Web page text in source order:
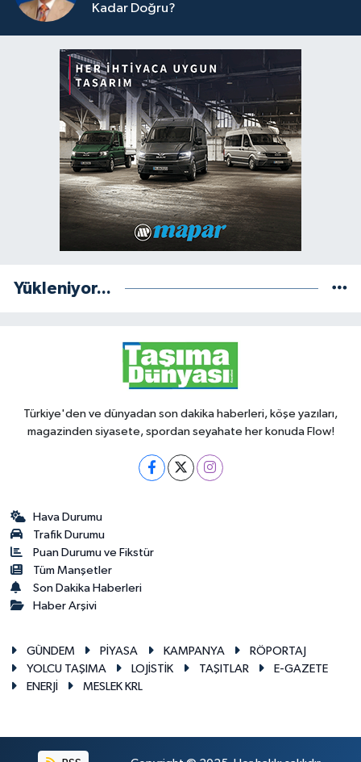
Kadar Doğru?
Yükleniyor...
Türkiye'den ve dünyadan son dakika haberleri, köşe yazıları,
magazinden siyasete, spordan seyahate her konuda Flow!
Hava Durumu
Trafik Durumu
Puan Durumu ve Fikstür
Tüm Manşetler
Son Dakika Haberleri
Haber Arşivi
GÜNDEM PİYASA KAMPANYA
RÖPORTAJ
YOLCU TAŞIMA
LOJİSTİK TAŞITLAR
E-GAZETE
ENERJİ
MESLEK KRL